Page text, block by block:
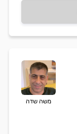
משה שדה